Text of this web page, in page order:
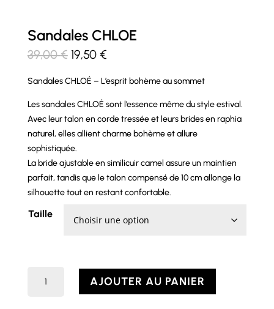
Sandales CHLOE
39,00€ Le
initial
était :
39,00 €.
19,50 €Le
actuel
est :
19,50 €.
Sandales CHLOÉ – L’esprit bohème au sommet
Les sandales CHLOÉ sont l’essence même du style estival.
Avec leur talon en corde tressée et leurs brides en raphia
naturel, elles allient charme bohème et allure
sophistiquée.
La bride ajustable en similicuir camel assure un maintien
parfait, tandis que le talon compensé de 10 cm allonge la
silhouette tout en restant confortable.
Taille
AJOUTER AU PANIER